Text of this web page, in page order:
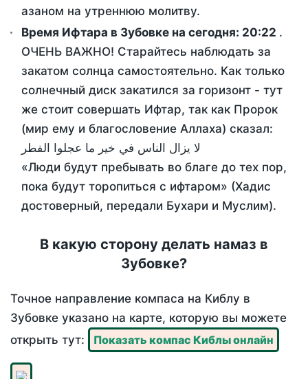
азаном на утреннюю молитву.
Время Ифтара в Зубовке на сегодня: 20:22 .
ОЧЕНЬ ВАЖНО! Старайтесь наблюдать за
закатом солнца самостоятельно. Как только
солнечный диск закатился за горизонт - тут
же стоит совершать Ифтар, так как Пророк
(мир ему и благословение Аллаха) сказал:
لا يزال الناس في خير ما عجلوا الفطر
«Люди будут пребывать во благе до тех пор,
пока будут торопиться с ифтаром» (Хадис
достоверный, передали Бухари и Муслим).
В какую сторону делать намаз в
Зубовке?
Точное направление компаса на Киблу в
Зубовке указано на карте, которую вы можете
открыть тут:
Показать компас Киблы онлайн